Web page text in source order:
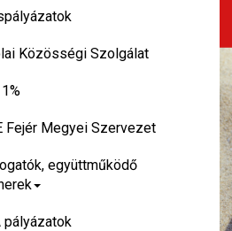
Közösségi Szolgálat
Fejér Megyei Szervezet
együttműködő
pályázatok